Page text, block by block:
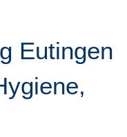
Eutingen